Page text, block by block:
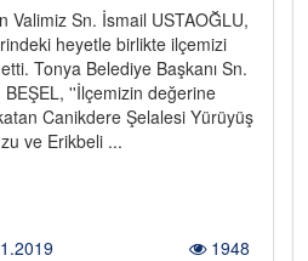
Valimiz Sn. İsmail USTAOĞLU,
heyetle birlikte ilçemizi
Tonya Belediye Başkanı Sn.
BEŞEL, ''İlçemizin değerine
Canikdere Şelalesi Yürüyüş
ve Erikbeli ...
1948